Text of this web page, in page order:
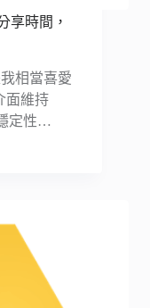
享時間，
相當喜愛
面維持
定性…